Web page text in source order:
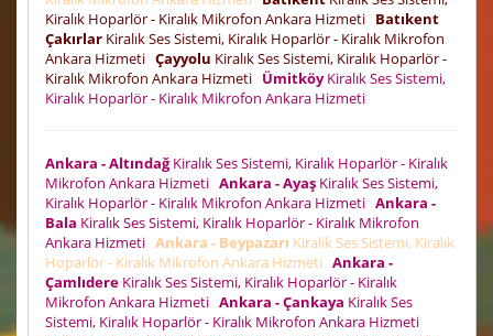
Kiralık Hoparlör - Kiralık Mikrofon Ankara Hizmeti Batıkent
Çakırlar Kiralık Ses Sistemi, Kiralık Hoparlör - Kiralık Mikrofon
Ankara Hizmeti Çayyolu Kiralık Ses Sistemi, Kiralık Hoparlör -
Kiralık Mikrofon Ankara Hizmeti ÜmitköyKiralık Ses Sistemi,
Kiralık Hoparlör - Kiralık Mikrofon Ankara Hizmeti
Ankara - AltındağKiralık Ses Sistemi, Kiralık Hoparlör - Kiralık
Mikrofon Ankara Hizmeti Ankara - Ayaş Kiralık Ses Sistemi,
Kiralık Hoparlör - Kiralık Mikrofon Ankara Hizmeti Ankara -
Bala Kiralık Ses Sistemi, Kiralık Hoparlör - Kiralık Mikrofon
Ankara Hizmeti Ankara - Beypazarı Kiralık Ses Sistemi, Kiralık
Hoparlör - Kiralık Mikrofon Ankara Hizmeti Ankara -
Çamlıdere Kiralık Ses Sistemi, Kiralık Hoparlör - Kiralık
Mikrofon Ankara Hizmeti Ankara - Çankaya Kiralık Ses
Sistemi, Kiralık Hoparlör - Kiralık Mikrofon Ankara Hizmeti